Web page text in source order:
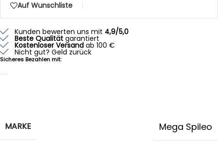
Auf Wunschliste
Kunden bewerten uns mit 4,9/5,0
Beste Qualität garantiert
Kostenloser Versand ab 100 €
Nicht gut? Geld zurück
Sicheres Bezahlen mit:
MARKE Mega Spileo